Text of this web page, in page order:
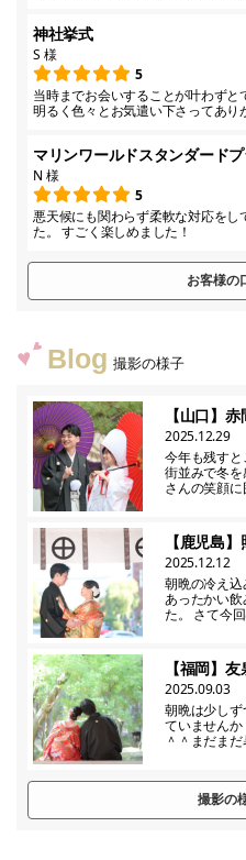
神社挙式
S 様
5
当時までお会いすることが叶わず
明るく色々とお気遣い下さってあり
マリンワールドスタンダード
N 様
5
悪天候にも関わらず柔軟な対応を
た。 すごく楽しめました！
お客様の
Blog 撮影の様子
【山口】
2025.12.29
今年も残す
街並みで冬を
さんの笑顔
【鹿児島
2025.12.12
朝晩の冷え込
あったかい
た。 さて今
【福岡】
2025.09.03
朝晩は少し
ていません
＾＾まだま
撮影の